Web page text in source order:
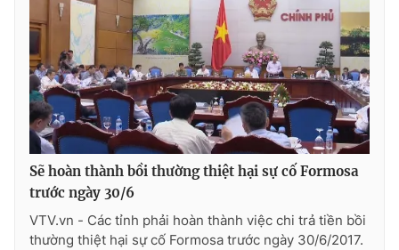
Tư vấn
Chuyên mục khác
Emagazine Podcast
Photo Infographic
Video
VTV Money VTV Thể thao
Sẽ hoàn thành bồi thường thiệt hại sự cố Formosa
trước ngày 30/6
VTV.vn - Các tỉnh phải hoàn thành việc chi trả tiền bồi
thường thiệt hại sự cố Formosa trước ngày 30/6/2017.